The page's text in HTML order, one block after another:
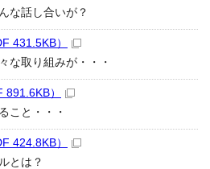
な話し合いが？
431.5KB）
な取り組みが・・・
）
こと・・・
424.8KB）
とは？